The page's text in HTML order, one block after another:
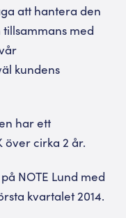
att hantera den
med
kundens
har ett
över cirka 2 år.
NOTE Lund med
kvartalet 2014.